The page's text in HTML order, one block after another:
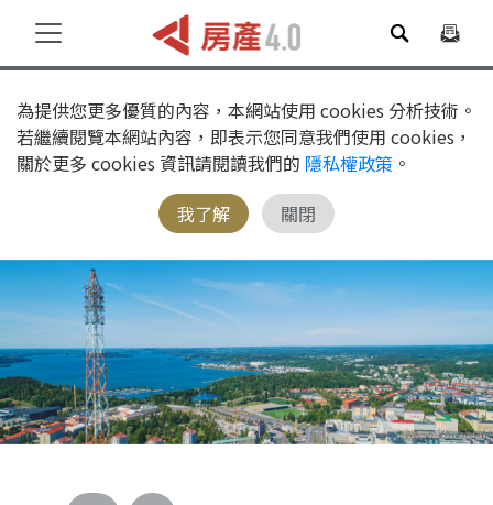
為提供您更多優質的內容，本網站使用 cookies 分析技術。
若繼續閱覽本網站內容，即表示您同意我們使用 cookies，
關於更多 cookies 資訊請閱讀我們的 隱私權政策 。
我了解
關閉